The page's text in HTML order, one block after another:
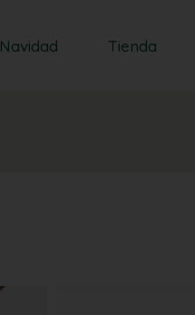
Navidad Tienda
Centros